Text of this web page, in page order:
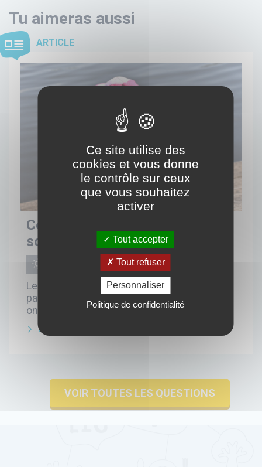
Tu aimeras aussi
ARTICLE
Comment bien se protéger du
soleil ?
Le soleil, on peut l'aimer un peu, beaucoup,
passionnément, à la folie, pas du tout, mais
on doit TOUJOURS s'en protéger !
LIRE LA SUITE
VOIR TOUTES LES QUESTIONS
Ce site utilise des
cookies et vous donne
le contrôle sur ceux
que vous souhaitez
activer
Tout accepter
Tout refuser
Personnaliser
Politique de confidentialité